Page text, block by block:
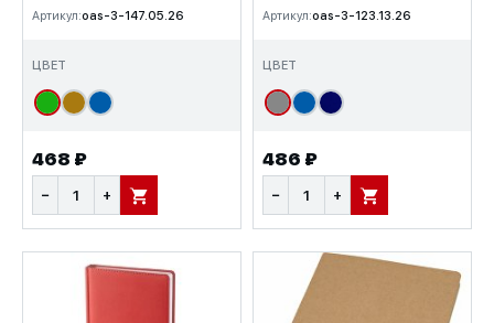
Артикул:oas-3-147.05.26
ЦВЕТ
468 ₽
− + В КОРЗИНУ
Артикул:oas-3-123.13.26
ЦВЕТ
486 ₽
− + В КОРЗИНУ